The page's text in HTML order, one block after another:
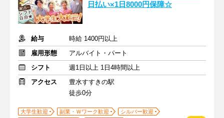
日払い×1日8000円保障☆
給与
時給 1400円以上
雇用形態
アルバイト・パート
シフト
週1日以上 1日4時間以上
アクセス
豊水すすきの駅
徒歩0分
大学生歓迎 副業・Ｗワーク歓迎
シルバー歓迎